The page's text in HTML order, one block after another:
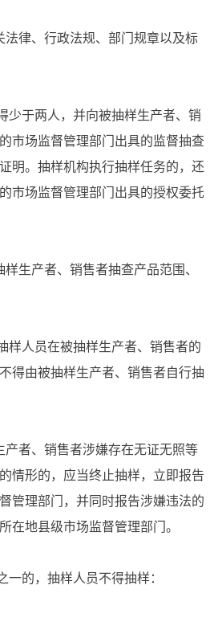
法律、行政法规、部门规章以及标
少于两人，并向被抽样生产者、销
市场监督管理部门出具的监督抽查
明。抽样机构执行抽样任务的，还
市场监督管理部门出具的授权委托
生产者、销售者抽查产品范围、
样人员在被抽样生产者、销售者的
得由被抽样生产者、销售者自行抽
产者、销售者涉嫌存在无证无照等
情形的，应当终止抽样，立即报告
管理部门，并同时报告涉嫌违法的
在地县级市场监督管理部门。
一的，抽样人员不得抽样：